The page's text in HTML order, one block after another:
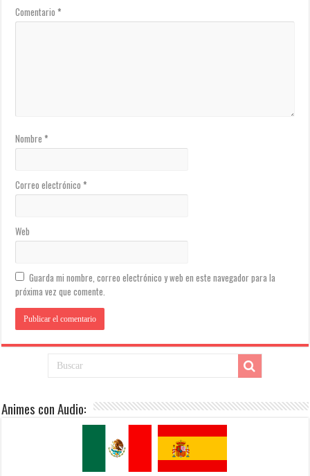
Comentario*
Nombre*
Correo electrónico*
Web
Guarda mi nombre, correo electrónico y web en este navegador para la
próxima vez que comente.
Animes con Audio: